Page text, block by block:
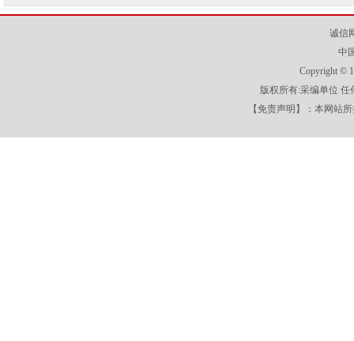
诚信
中
Copyright ©
版权所有:采编单位
【免责声明】：本网站